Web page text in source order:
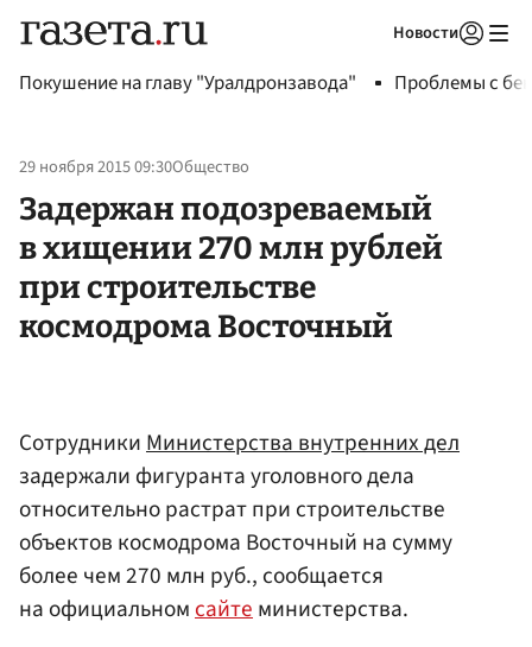
Новости
Покушение на главу "Уралдронзавода" Проблемы с
29 ноября 2015 09:30Общество
Задержан подозреваемый
в хищении 270 млн рублей
при строительстве
космодрома Восточный
СотрудникиМинистерства внутренних дел
задержали фигуранта уголовного дела
относительно растрат при строительстве
объектов космодрома Восточный на сумму
более чем 270 млн руб., сообщается
на официальномсайтеминистерства.